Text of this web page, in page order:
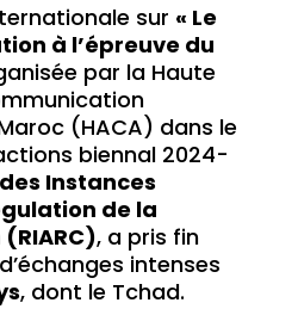
sur « Le
à l’épreuve du
par la Haute
(HACA) dans le
biennal 2024-
Instances
de la
, a pris fin
intenses
, dont le Tchad.